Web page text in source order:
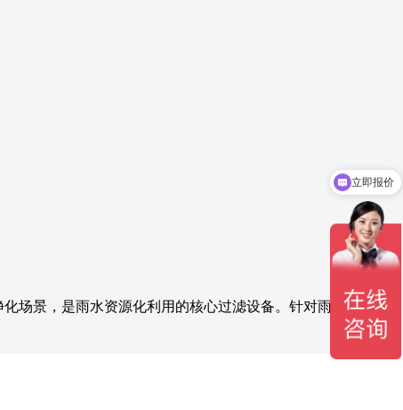
场景，是雨水资源化利用的核心过滤设备。针对雨水径流中
你们是怎么收费的呢